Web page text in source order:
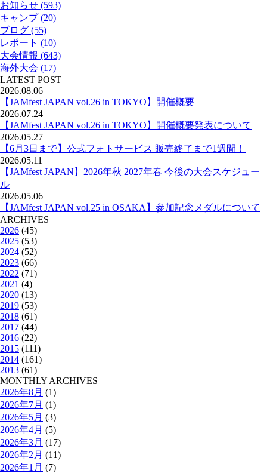
お知らせ (593)
キャンプ (20)
ブログ (55)
レポート (10)
大会情報 (643)
海外大会 (17)
LATEST POST
2026.08.06
【JAMfest JAPAN vol.26 in TOKYO】開催概要
2026.07.24
【JAMfest JAPAN vol.26 in TOKYO】開催概要発表について
2026.05.27
【6月3日まで】公式フォトサービス 販売終了まで1週間！
2026.05.11
【JAMfest JAPAN】2026年秋 2027年春 今後の大会スケジュー
ル
2026.05.06
【JAMfest JAPAN vol.25 in OSAKA】参加記念メダルについて
ARCHIVES
2026 (45)
2025 (53)
2024 (52)
2023 (66)
2022 (71)
2021 (4)
2020 (13)
2019 (53)
2018 (61)
2017 (44)
2016 (22)
2015 (111)
2014 (161)
2013 (61)
MONTHLY ARCHIVES
2026年8月 (1)
2026年7月 (1)
2026年5月 (3)
2026年4月 (5)
2026年3月 (17)
2026年2月 (11)
2026年1月 (7)